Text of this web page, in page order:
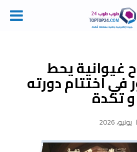
غيوانية يحط
في اختتام دورته
تكدة